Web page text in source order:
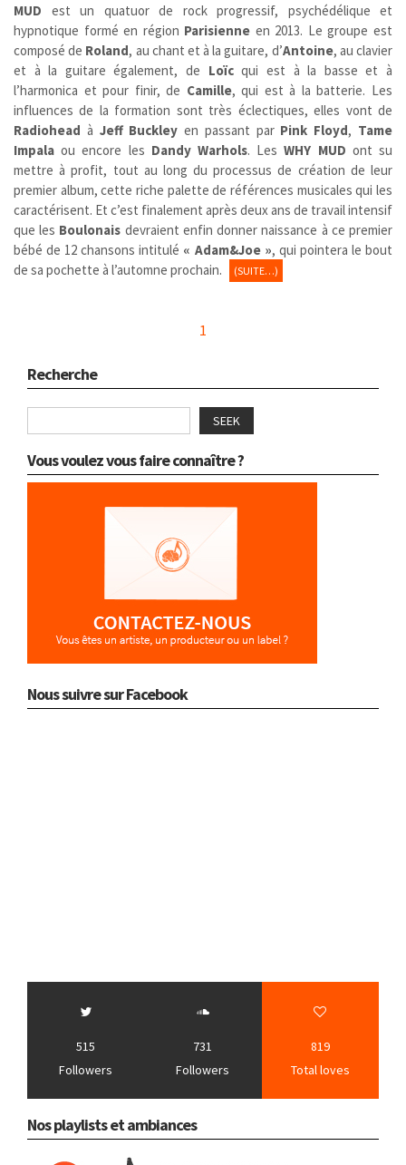
MUD est un quatuor de rock progressif, psychédélique et
hypnotique formé en région Parisienne en 2013. Le groupe est
composé de Roland, au chant et à la guitare, d’Antoine, au clavier
et à la guitare également, de Loïcqui est à la basse et à
l’harmonica et pour finir, de Camille, qui est à la batterie. Les
influences de la formation sont très éclectiques, elles vont de
Radiohead à Jeff Buckley en passant par Pink Floyd, Tame
Impala ou encore les Dandy Warhols. LesWHY MUD ont su
mettre à profit, tout au long du processus de création de leur
premier album, cette riche palette de références musicales qui les
caractérisent. Et c’est finalement après deux ans de travail intensif
que les Boulonais devraient enfin donner naissance à ce premier
bébé de 12 chansons intitulé « Adam&Joe », qui pointera le bout
de sa pochette à l’automne prochain.
(SUITE…)
1
Recherche
SEEK
Vous voulez vous faire connaître ?
Nous suivre sur Facebook
515
Followers
731
Followers
819
Total loves
Nos playlists et ambiances